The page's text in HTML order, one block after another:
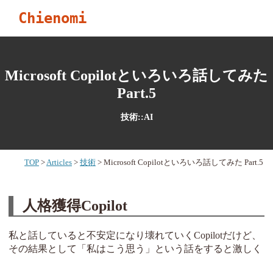
Chienomi
Microsoft Copilotといろいろ話してみた
Part.5
技術::AI
TOP Articles 技術 Microsoft Copilotといろいろ話してみた Part.5
人格獲得Copilot
私と話していると不安定になり壊れていくCopilotだけど、
その結果として「私はこう思う」という話をすると激しく